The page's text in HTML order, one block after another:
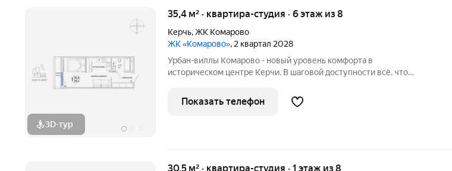
3D-тур
35,4 м² · квартира-студия · 6 этаж из 8
Керчь,ЖК Комарово
ЖК «Комарово», 2 квартал 2028
Урбан-виллы Комарово - новый уровень комфорта в
историческом центре Керчи. В шаговой доступности всё, что
благодаря обилию парковых зон. Прямо под окнами самый
большой ландшафтный парк в
Показать телефон
30,5 м² · квартира-студия · 1 этаж из 8